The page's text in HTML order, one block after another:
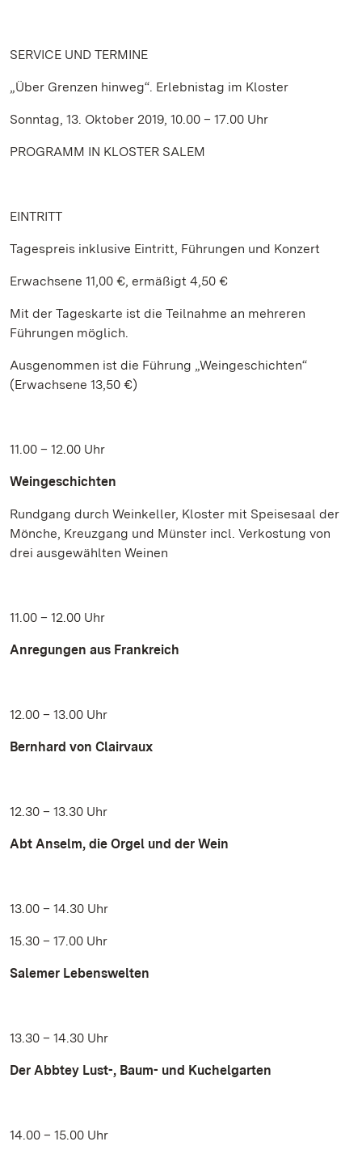
SERVICE UND TERMINE
„Über Grenzen hinweg“. Erlebnistag im Kloster
Sonntag, 13. Oktober 2019, 10.00 – 17.00 Uhr
PROGRAMM IN KLOSTER SALEM
EINTRITT
Tagespreis inklusive Eintritt, Führungen und Konzert
Erwachsene 11,00 €, ermäßigt 4,50 €
Mit der Tageskarte ist die Teilnahme an mehreren
Führungen möglich.
Ausgenommen ist die Führung „Weingeschichten“
(Erwachsene 13,50 €)
11.00 – 12.00 Uhr
Weingeschichten
Rundgang durch Weinkeller, Kloster mit Speisesaal der
Mönche, Kreuzgang und Münster incl. Verkostung von
drei ausgewählten Weinen
11.00 – 12.00 Uhr
Anregungen aus Frankreich
12.00 – 13.00 Uhr
Bernhard von Clairvaux
12.30 – 13.30 Uhr
Abt Anselm, die Orgel und der Wein
13.00 – 14.30 Uhr
15.30 – 17.00 Uhr
Salemer Lebenswelten
13.30 – 14.30 Uhr
Der Abbtey Lust-, Baum- und Kuchelgarten
14.00 – 15.00 Uhr